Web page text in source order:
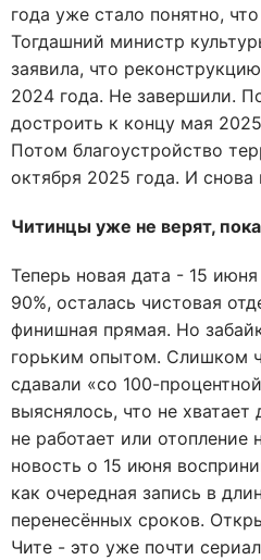
года уже стало понятно,
Тогдашний министр
заявила, что
2024 года. Не завершили.
достроить к концу мая
Потом благоустройство
октября 2025 года. И
Читинцы уже не верят,
Теперь новая дата - 15
90%, осталась чистовая
финишная прямая. Но
горьким опытом. Слишком
сдавали «со 100-
выяснялось, что не хватает
не работает или
новость о 15 июня
как очередная запись в
перенесённых сроков.
Чите - это уже почти